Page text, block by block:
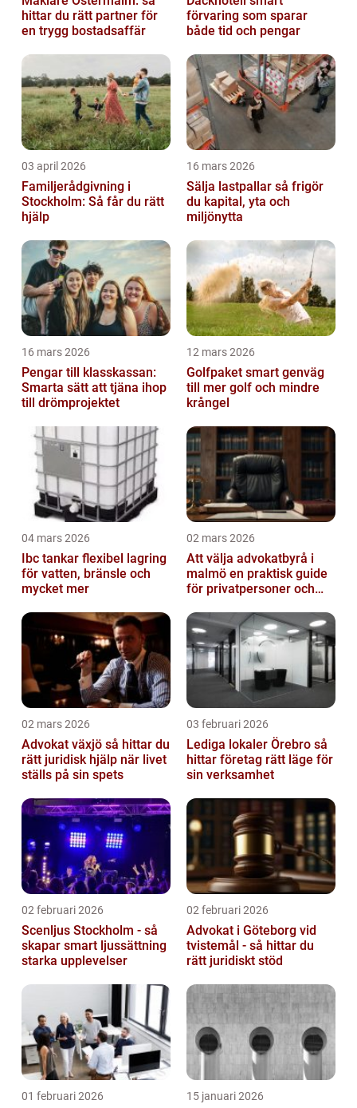
hittar du rätt partner för
en trygg bostadsaffär
förvaring som sparar
både tid och pengar
03 april 2026
Familjerådgivning i
Stockholm: Så får du rätt
hjälp
16 mars 2026
Sälja lastpallar så frigör
du kapital, yta och
miljönytta
16 mars 2026
Pengar till klasskassan:
Smarta sätt att tjäna ihop
till drömprojektet
12 mars 2026
Golfpaket smart genväg
till mer golf och mindre
krångel
04 mars 2026
Ibc tankar flexibel lagring
för vatten, bränsle och
mycket mer
02 mars 2026
Att välja advokatbyrå i
malmö en praktisk guide
för privatpersoner och
02 mars 2026
Advokat växjö så hittar du
rätt juridisk hjälp när livet
ställs på sin spets
03 februari 2026
Lediga lokaler Örebro så
hittar företag rätt läge för
sin verksamhet
02 februari 2026
Scenljus Stockholm - så
skapar smart ljussättning
starka upplevelser
02 februari 2026
Advokat i Göteborg vid
tvistemål - så hittar du
rätt juridiskt stöd
01 februari 2026 15 januari 2026